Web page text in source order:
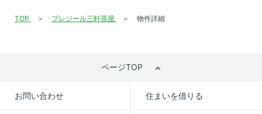
TOP プレジール三軒茶屋 物件詳細
ページTOP
お問い合わせ 住まいを借りる